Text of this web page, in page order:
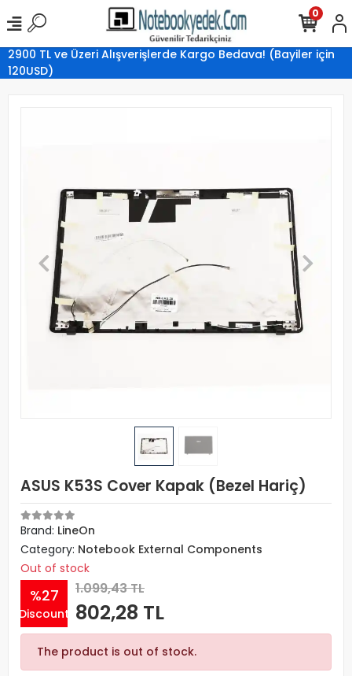
2900 TL ve Üzeri Alışverişlerde Kargo Bedava! (Bayiler için
120USD)
0
ASUS K53S Cover Kapak (Bezel Hariç)
Brand: LineOn
Category: Notebook External Components
Out of stock
%27
Discount
1.099,43 TL
802,28 TL
The product is out of stock.